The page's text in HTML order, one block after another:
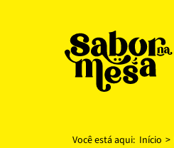
Você está aqui: Início >